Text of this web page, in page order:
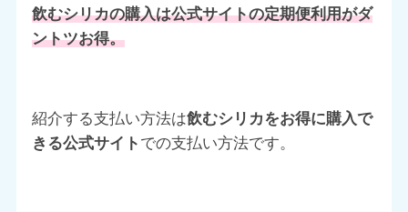
飲むシリカの購入は公式サイトの定期便利用がダ
ントツお得。
紹介する支払い方法は飲むシリカをお得に購入で
きる公式サイト での支払い方法です。